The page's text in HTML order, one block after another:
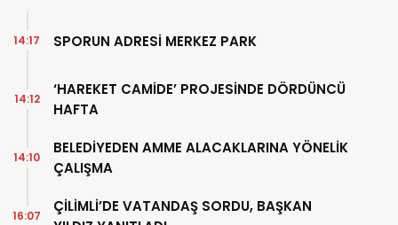
SPORUN ADRESİ MERKEZ PARK
14:17
‘HAREKET CAMİDE’ PROJESİNDE DÖRDÜNCÜ
HAFTA
14:12
BELEDİYEDEN AMME ALACAKLARINA YÖNELİK
ÇALIŞMA
14:10
ÇİLİMLİ’DE VATANDAŞ SORDU, BAŞKAN
16:07